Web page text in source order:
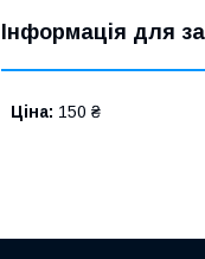
Інформація для
Ціна: 150 ₴